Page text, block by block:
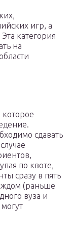
игр, а
категория
на
сдавать
по квоте,
сразу в пять
(раньше
вуза и